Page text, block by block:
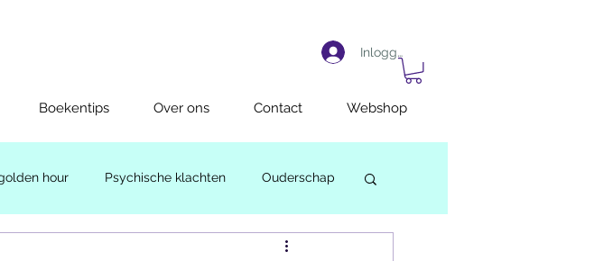
Inloggen
Boekentips Over ons Contact Webshop
hour Psychische klachten Ouderschap